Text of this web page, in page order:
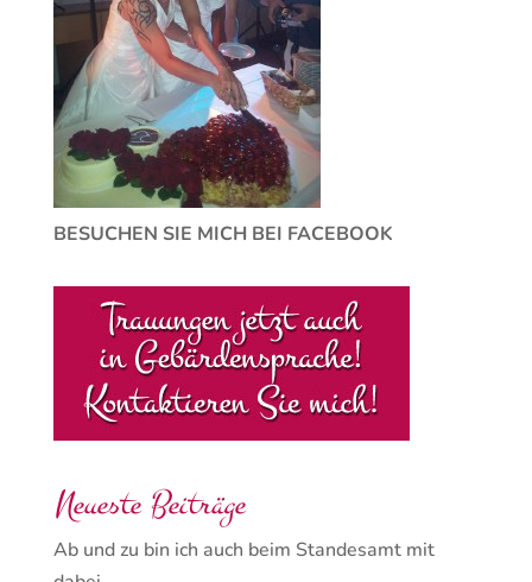
BESUCHEN SIE MICH BEI FACEBOOK
Neueste Beiträge
Ab und zu bin ich auch beim Standesamt mit